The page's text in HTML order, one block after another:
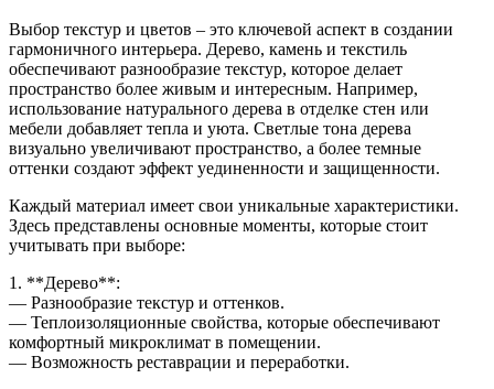
Выбор текстур и цветов – это ключевой аспект в создании
гармоничного интерьера. Дерево, камень и текстиль
обеспечивают разнообразие текстур, которое делает
пространство более живым и интересным. Например,
использование натурального дерева в отделке стен или
мебели добавляет тепла и уюта. Светлые тона дерева
визуально увеличивают пространство, а более темные
оттенки создают эффект уединенности и защищенности.
Каждый материал имеет свои уникальные характеристики.
Здесь представлены основные моменты, которые стоит
учитывать при выборе:
1. **Дерево**:
— Разнообразие текстур и оттенков.
— Теплоизоляционные свойства, которые обеспечивают
комфортный микроклимат в помещении.
— Возможность реставрации и переработки.